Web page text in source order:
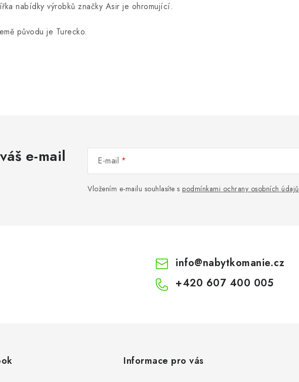
nabídky výrobků značky Asir je ohromující.
původu je Turecko.
e-mail E-mail
Vložením e-mailu souhlasíte s podmínkami ochrany osobních údajů
info@nabytkomanie.cz
+420 607 400 005
Informace pro vás